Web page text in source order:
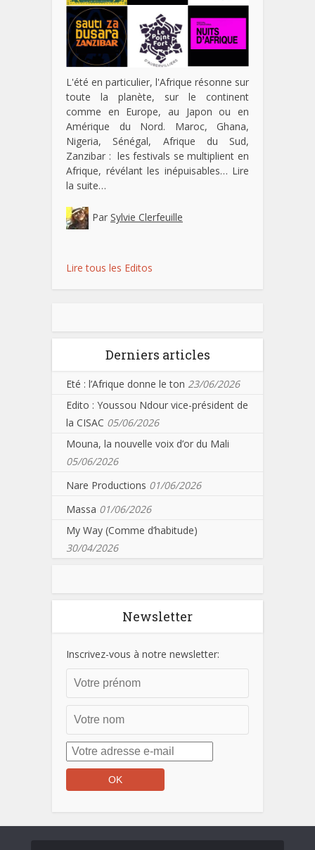
L'été en particulier, l'Afrique résonne sur
toute la planète, sur le continent
comme en Europe, au Japon ou en
Amérique du Nord. Maroc, Ghana,
Nigeria, Sénégal, Afrique du Sud,
Zanzibar : les festivals se multiplient en
Afrique, révélant les inépuisables… Lire
la suite…
Par Sylvie Clerfeuille
Lire tous les Editos
Derniers articles
Eté : l’Afrique donne le ton 23/06/2026
Edito : Youssou Ndour vice-président de
la CISAC 05/06/2026
Mouna, la nouvelle voix d’or du Mali
05/06/2026
Nare Productions 01/06/2026
Massa 01/06/2026
My Way (Comme d’habitude)
30/04/2026
Newsletter
Inscrivez-vous à notre newsletter: